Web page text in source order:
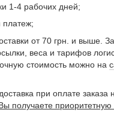
1-4 рабочих дней;
от 70 грн. и выше.
веса и тарифов
стоимость можно на
при оплате заказа
получаете приоритетную